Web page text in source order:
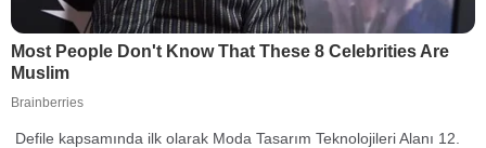
Defile kapsamında ilk olarak Moda Tasarım Teknolojileri Alanı 12.